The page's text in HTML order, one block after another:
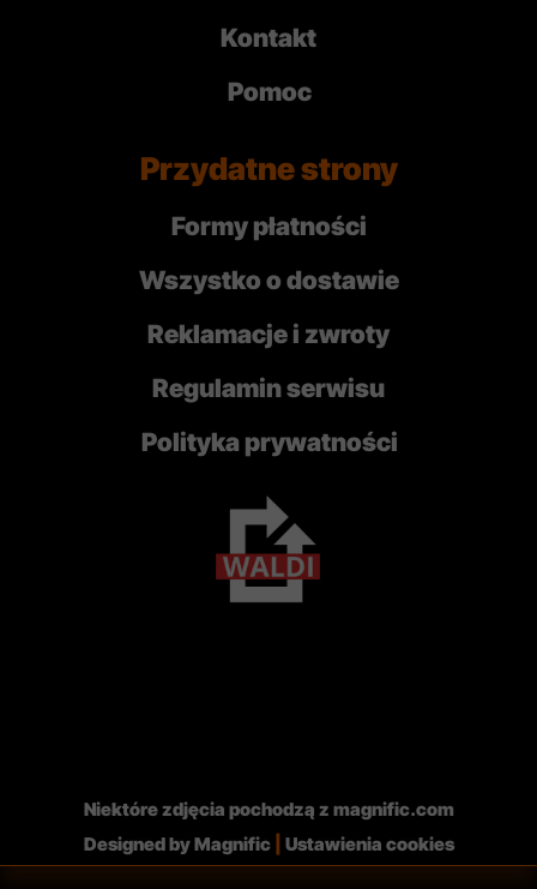
Kontakt
Pomoc
Przydatne strony
Formy płatności
Wszystko o dostawie
Reklamacje i zwroty
Regulamin serwisu
Polityka prywatności
Niektóre zdjęcia pochodzą z magnific.com
Designed by Magnific
Ustawienia cookies